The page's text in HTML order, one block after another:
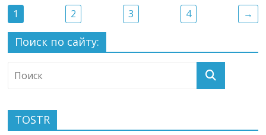
1 2 3 4 →
Поиск по сайту:
TOSTR